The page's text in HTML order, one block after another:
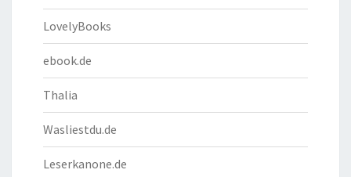
LovelyBooks
ebook.de
Thalia
Wasliestdu.de
Leserkanone.de